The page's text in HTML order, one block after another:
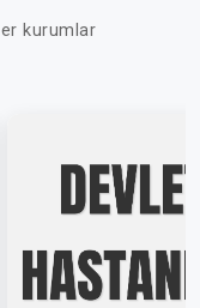
kurumlar